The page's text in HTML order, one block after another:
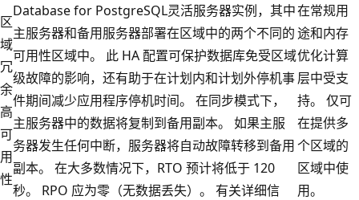
区
域
冗
余
高
可
用
性
Database for PostgreSQL灵活服务器实例，其中
主服务器和备用服务器部署在区域中的两个不同的
可用性区域中。 此 HA 配置可保护数据库免受区域
级故障的影响，还有助于在计划内和计划外停机事
件期间减少应用程序停机时间。 在同步模式下，
主服务器中的数据将复制到备用副本。 如果主服
务器发生任何中断，服务器将自动故障转移到备用
副本。 在大多数情况下，RTO 预计将低于 120
秒。 RPO 应为零（无数据丢失）。 有关详细信
在常规用
途和内存
优化计算
层中受支
持。 仅可
在提供多
个区域的
区域中使
用。